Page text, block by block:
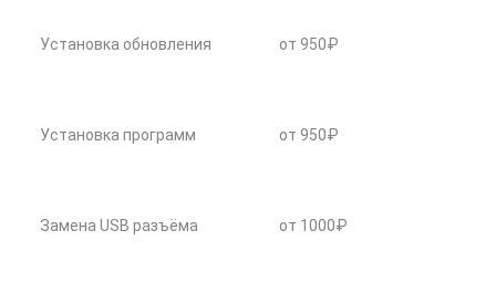
Установка обновления от 950₽
Установка программ от 950₽
Замена USB разъёма от 1000₽